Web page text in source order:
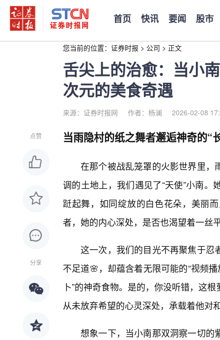
首页 快讯 要闻 股市
您当前的位置： 证券时报 > 公司 > 正文
舌尖上的治愈：当小
次元的美食奇遇
来源：证券时报网 作者：杨澜 2026-02-08
点赞
分享
当雨隐村的纸之舞者邂逅神奇的“
在那个被战乱笼罩的火影世界里，
调的土地上，我们遇见了“天使”小南
跹起舞，如同绽放的白色花朵，美丽
者，她的内心深处，是否也渴望着一丝
这一次，我们的目光不再聚焦于忍
不足道🌸，却蕴含着无限可能的“视频
卜”的神奇食物。是的，你没听错，这
从未放弃希望的心灵深处，承载着他对
想象一下，当小南那双洞察一切的